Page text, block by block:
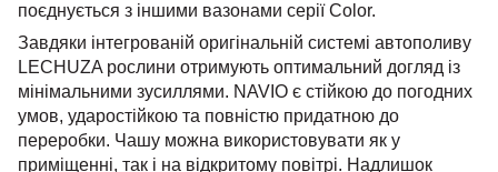
поєднується з іншими вазонами серії Color.
Завдяки інтегрованій оригінальній системі автополиву
LECHUZA рослини отримують оптимальний догляд із
мінімальними зусиллями. NAVIO є стійкою до погодних
умов, ударостійкою та повністю придатною до
переробки. Чашу можна використовувати як у
приміщенні, так і на відкритому повітрі. Надлишок